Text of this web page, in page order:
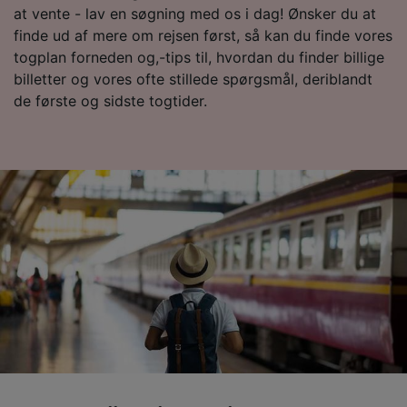
at vente - lav en søgning med os i dag! Ønsker du at
finde ud af mere om rejsen først, så kan du finde vores
togplan forneden og,-tips til, hvordan du finder billige
billetter og vores ofte stillede spørgsmål, deriblandt
de første og sidste togtider.
Liste over partnere (leverandører)